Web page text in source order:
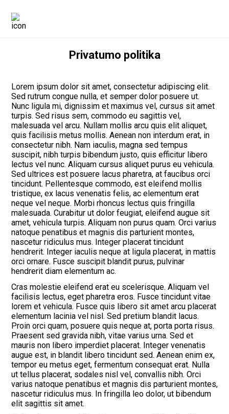
Privatumo politika
Lorem ipsum dolor sit amet, consectetur adipiscing elit.
Sed rutrum congue nulla, et semper dolor posuere ut.
Nunc ligula mi, dignissim et maximus vel, cursus sit amet
turpis. Sed risus sem, commodo eu sagittis vel,
malesuada vel arcu. Nullam mollis arcu quis elit aliquet,
quis facilisis metus mollis. Aenean non interdum erat, in
consectetur nibh. Nam iaculis, magna sed tempus
suscipit, nibh turpis bibendum justo, quis efficitur libero
lectus vel nunc. Aliquam cursus aliquet purus eu vehicula.
Sed ultrices est posuere lacus pharetra, at faucibus orci
tincidunt. Pellentesque commodo, est eleifend mollis
tristique, ex lacus venenatis felis, ac elementum erat
neque vel neque. Morbi rhoncus lectus quis fringilla
malesuada. Curabitur ut dolor feugiat, eleifend augue sit
amet, vehicula turpis. Aliquam non purus quam. Orci varius
natoque penatibus et magnis dis parturient montes,
nascetur ridiculus mus. Integer placerat tincidunt
hendrerit. Integer iaculis neque at ligula placerat, in mattis
orci ornare. Fusce suscipit blandit purus, pulvinar
hendrerit diam elementum ac.
Cras molestie eleifend erat eu scelerisque. Aliquam vel
facilisis lectus, eget pharetra eros. Fusce tincidunt vitae
lorem et vehicula. Fusce quis libero sit amet arcu placerat
elementum lacinia vel nisl. Sed pretium blandit lacus.
Proin orci quam, posuere quis neque at, porta porta risus.
Praesent sed gravida nibh, vitae varius urna. Sed et
mauris non libero imperdiet placerat. Integer venenatis
augue est, in blandit libero tincidunt sed. Aenean enim ex,
tempor eu metus eget, fermentum consequat erat. Nulla
ut tellus placerat, sodales nisl vel, convallis nibh. Orci
varius natoque penatibus et magnis dis parturient montes,
nascetur ridiculus mus. In fringilla leo dolor, ut bibendum
elit sagittis sit amet.